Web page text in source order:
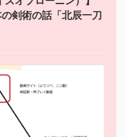
剣術の話「北辰一刀